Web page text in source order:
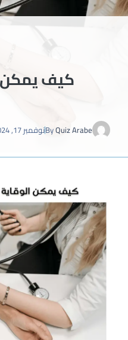
كيف يمكن
ByQuiz Arabe نوفمبر 17, 2024